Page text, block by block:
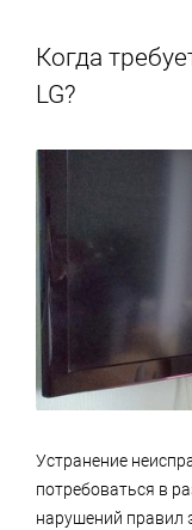
Когда
LG?
Устранение
потребоваться в
нарушений правил